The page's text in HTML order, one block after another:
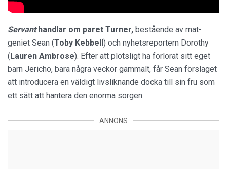
Servanthandlar om paret Turner, bestående av mat-
geniet Sean (Toby Kebbell) och nyhetsreportern Dorothy
(Lauren Ambrose). Efter att plötsligt ha förlorat sitt eget
barn Jericho, bara några veckor gammalt, får Sean förslaget
att introducera en väldigt livsliknande docka till sin fru som
ett sätt att hantera den enorma sorgen.
ANNONS